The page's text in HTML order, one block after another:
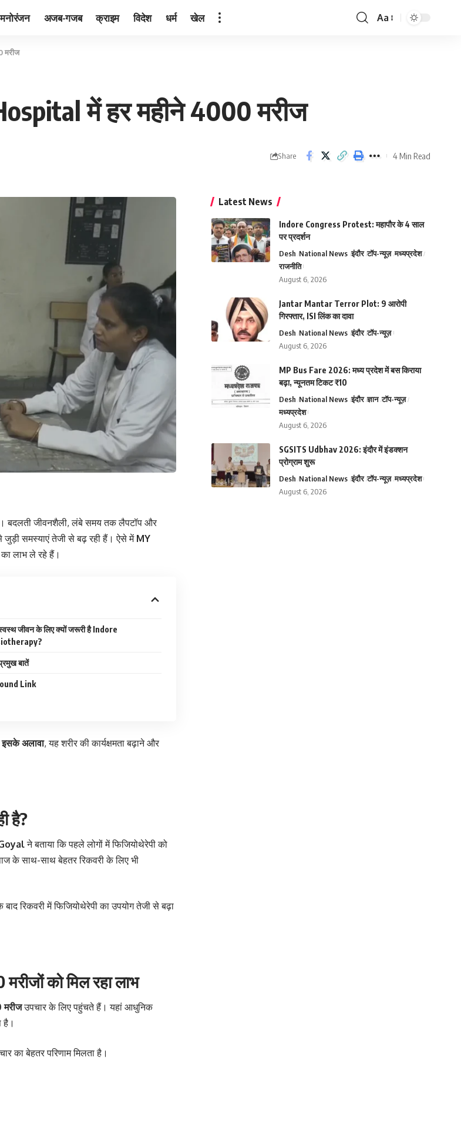
मनोरंजन अजब-गजब क्राइम विदेश धर्म खेल
Font
Aa
मरीज
में हर महीने 4000 मरीज
Share 4 Min Read
जीवनशैली, लंबे समय तक लैपटॉप और
जुड़ी समस्याएं तेजी से बढ़ रही हैं। ऐसे में MY
लाभ ले रहे हैं।
जीवन के लिए क्यों जरूरी है Indore
बातें
Link
इसके अलावा, यह शरीर की कार्यक्षमता बढ़ाने और
है?
ने बताया कि पहले लोगों में फिजियोथेरेपी को
के साथ-साथ बेहतर रिकवरी के लिए भी
रिकवरी में फिजियोथेरेपी का उपयोग तेजी से बढ़ा
को मिल रहा लाभ
उपचार के लिए पहुंचते हैं। यहां आधुनिक
है।
का बेहतर परिणाम मिलता है।
Latest News
Indore Congress Protest: महापौर के 4 साल
पर प्रदर्शन
Desh National News इंदौर टॉप-न्यूज़ मध्यप्रदेश
राजनीति
August 6, 2026
Jantar Mantar Terror Plot: 9 आरोपी
गिरफ्तार, ISI लिंक का दावा
Desh National News इंदौर टॉप-न्यूज़
August 6, 2026
MP Bus Fare 2026: मध्य प्रदेश में बस किराया
बढ़ा, न्यूनतम टिकट ₹10
Desh National News इंदौर ज्ञान टॉप-न्यूज़
मध्यप्रदेश
August 6, 2026
SGSITS Udbhav 2026: इंदौर में इंडक्शन
प्रोग्राम शुरू
Desh National News इंदौर टॉप-न्यूज़ मध्यप्रदेश
August 6, 2026